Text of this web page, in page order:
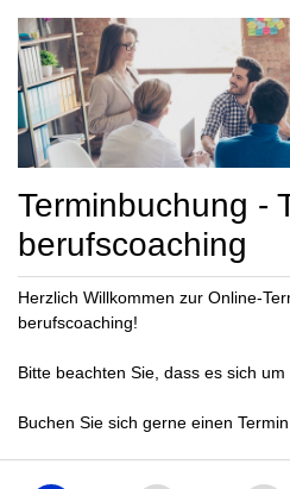
Terminbuchung -
berufscoaching
Herzlich Willkommen zur Online-
berufscoaching!
Bitte beachten Sie, dass es sich um
Buchen Sie sich gerne einen